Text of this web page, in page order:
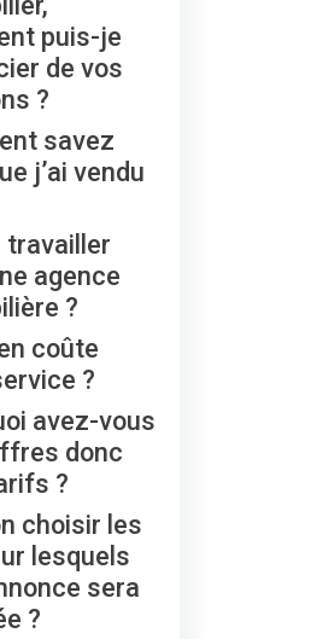
puis-je
de vos
?
savez
j’ai vendu
travailler
agence
?
coûte
?
avez-vous
donc
?
choisir les
lesquels
sera
?